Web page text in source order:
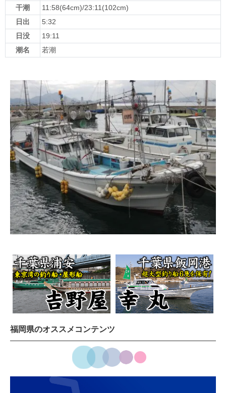
干潮
11:58(64cm)/23:11(102cm)
日出
5:32
日没
19:11
潮名
若潮
福岡県のオススメコンテンツ